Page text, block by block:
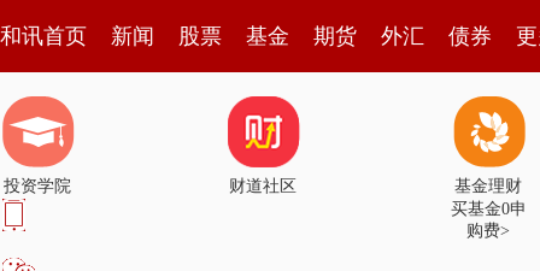
和讯首页 新闻 股票 基金 期货 外汇 债券
投资学院 财道社区
基金理财
买基金0申
购费>